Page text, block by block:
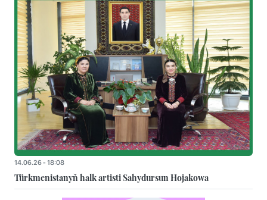
14.06.26 - 18:08
Türkmenistanyň halk artisti Sahydursun Hojakowa